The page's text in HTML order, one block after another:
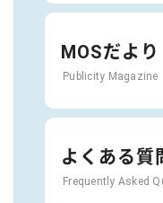
MOSだより
Publicity Magazine
よくある質
Frequently Asked